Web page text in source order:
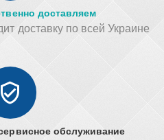
доставляем
доставку по всей Украине
обслуживание